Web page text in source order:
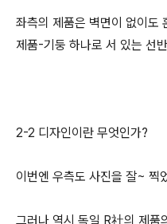
좌측의 제품은 벽면이 없이도
제품-기둥 하나로 서 있는 선
2-2 디자인이란 무엇인가?
이번엔 우측도 사진을 잘~ 찍
그러나 역시 독일 R社의 제품